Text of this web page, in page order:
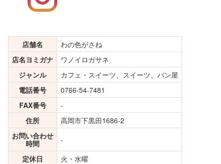
店舗名
わの色がさね
店名ヨミガナ
ワノイロガサネ
ジャンル
カフェ・スイーツ、スイーツ、パン屋
電話番号
0766-54-7481
FAX番号
-
住所
高岡市下黒田1686-2
お問い合わせ
時間
-
定休日
火・水曜